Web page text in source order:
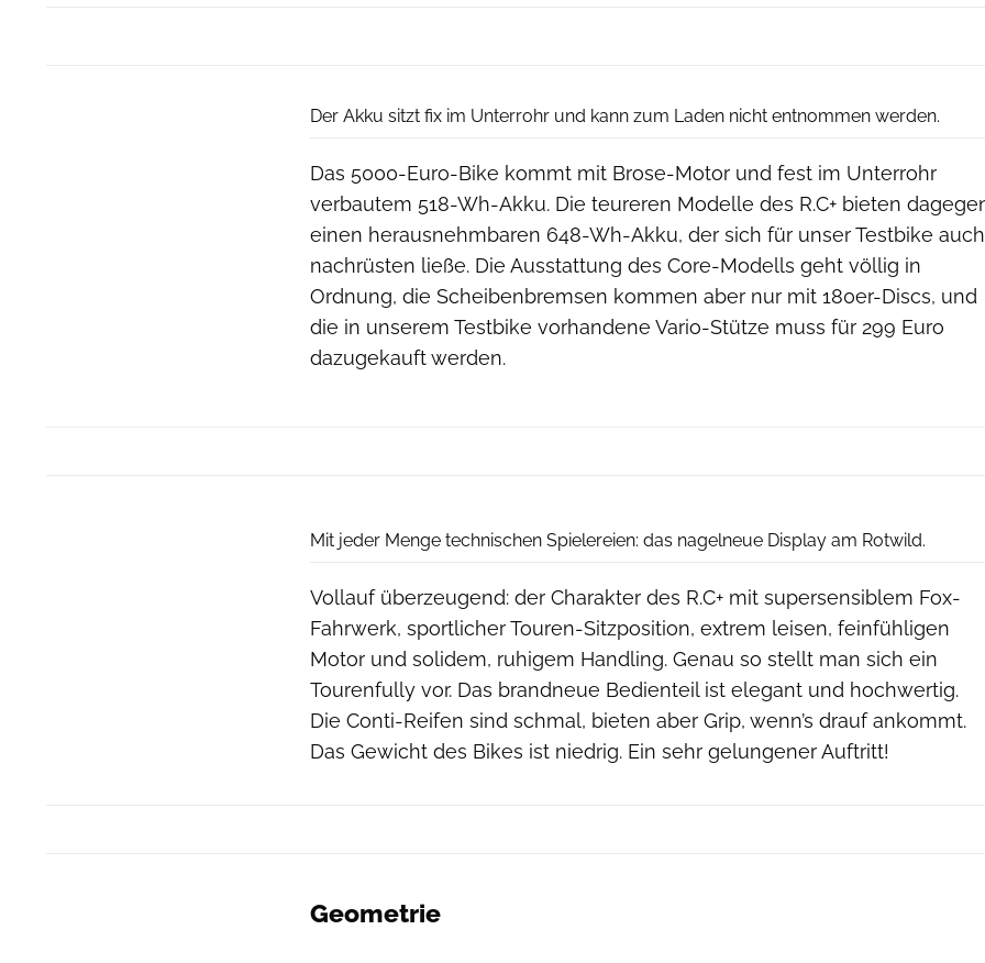
Der Akku sitzt fix im Unterrohr und kann zum Laden nicht entnommen werden.
Das 5000-Euro-Bike kommt mit Brose-Motor und fest im Unterrohr
verbautem 518-Wh-Akku. Die teureren Modelle des R.C+ bieten
einen herausnehmbaren 648-Wh-Akku, der sich für unser Testbike auch
nachrüsten ließe. Die Ausstattung des Core-Modells geht völlig in
Ordnung, die Scheibenbremsen kommen aber nur mit 180er-Discs, und
die in unserem Testbike vorhandene Vario-Stütze muss für 299 Euro
dazugekauft werden.
Mit jeder Menge technischen Spielereien: das nagelneue Display am Rotwild.
Vollauf überzeugend: der Charakter des R.C+ mit supersensiblem Fox-
Fahrwerk, sportlicher Touren-Sitzposition, extrem leisen, feinfühligen
Motor und solidem, ruhigem Handling. Genau so stellt man sich ein
Tourenfully vor. Das brandneue Bedienteil ist elegant und hochwertig.
Die Conti-Reifen sind schmal, bieten aber Grip, wenn’s drauf ankommt.
Das Gewicht des Bikes ist niedrig. Ein sehr gelungener Auftritt!
Geometrie